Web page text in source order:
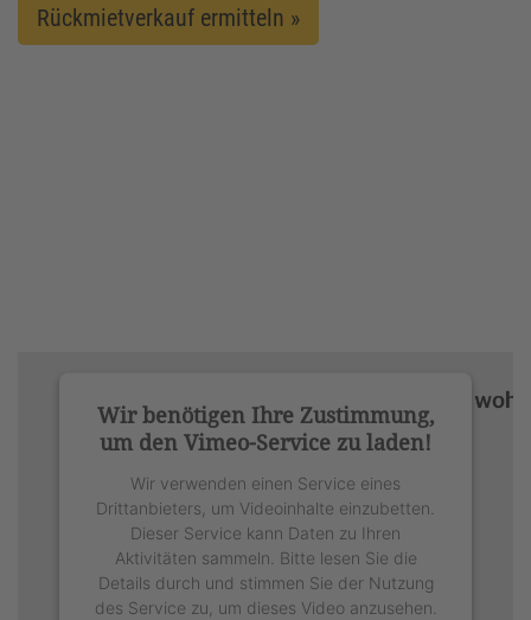
Rückmietverkauf ermitteln »
Wir benötigen Ihre Zustimmung,
um den Vimeo-Service zu laden!
Wir verwenden einen Service eines
Drittanbieters, um Videoinhalte einzubetten.
Dieser Service kann Daten zu Ihren
Aktivitäten sammeln. Bitte lesen Sie die
Details durch und stimmen Sie der Nutzung
des Service zu, um dieses Video anzusehen.